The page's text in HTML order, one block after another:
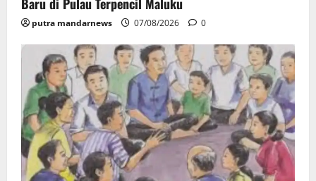
putra mandarnews 07/08/2026 0